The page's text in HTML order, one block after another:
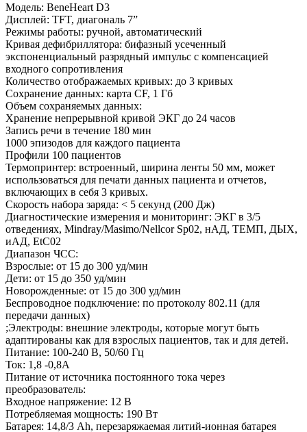
Модель: BeneHeart D3
Дисплей: TFT, диагональ 7”
Режимы работы: ручной, автоматический
Кривая дефибриллятора: бифазный усеченный
экспоненциальный разрядный импульс с компенсацией
входного сопротивления
Количество отображаемых кривых: до 3 кривых
Сохранение данных: карта CF, 1 Гб
Объем сохраняемых данных:
Хранение непрерывной кривой ЭКГ до 24 часов
Запись речи в течение 180 мин
1000 эпизодов для каждого пациента
Профили 100 пациентов
Термопринтер: встроенный, ширина ленты 50 мм, может
использоваться для печати данных пациента и отчетов,
включающих в себя 3 кривых.
Скорость набора заряда: < 5 секунд (200 Дж)
Диагностические измерения и мониторинг: ЭКГ в 3/5
отведениях, Mindray/Masimo/Nellcor Sp02, нАД, ТЕМП, ДЫХ,
иАД, EtC02
Диапазон ЧСС:
Взрослые: от 15 до 300 уд/мин
Дети: от 15 до 350 уд/мин
Новорожденные: от 15 до 300 уд/мин
Беспроводное подключение: по протоколу 802.11 (для
передачи данных)
;Электроды: внешние электроды, которые могут быть
адаптированы как для взрослых пациентов, так и для детей.
Питание: 100-240 В, 50/60 Гц
Ток: 1,8 -0,8А
Питание от источника постоянного тока через
преобразователь:
Входное напряжение: 12 В
Потребляемая мощность: 190 Вт
Батарея: 14,8/3 Аh, перезаряжаемая литий-ионная батарея